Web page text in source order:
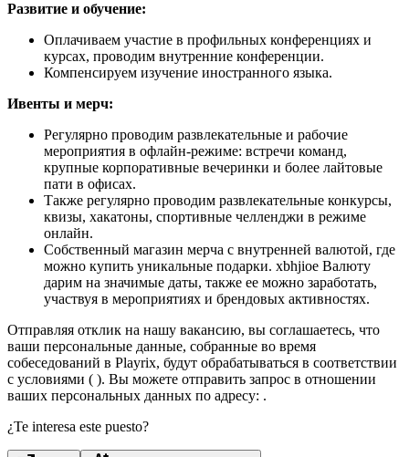
Развитие и обучение:
Оплачиваем участие в профильных конференциях и
курсах, проводим внутренние конференции.
Компенсируем изучение иностранного языка.
Ивенты и мерч:
Регулярно проводим развлекательные и рабочие
мероприятия в офлайн-режиме: встречи команд,
крупные корпоративные вечеринки и более лайтовые
пати в офисах.
Также регулярно проводим развлекательные конкурсы,
квизы, хакатоны, спортивные челленджи в режиме
онлайн.
Собственный магазин мерча с внутренней валютой, где
можно купить уникальные подарки. xbhjioe Валюту
дарим на значимые даты, также ее можно заработать,
участвуя в мероприятиях и брендовых активностях.
Отправляя отклик на нашу вакансию, вы соглашаетесь, что
ваши персональные данные, собранные во время
собеседований в Playrix, будут обрабатываться в соответствии
с условиями ( ). Вы можете отправить запрос в отношении
ваших персональных данных по адресу: .
¿Te interesa este puesto?